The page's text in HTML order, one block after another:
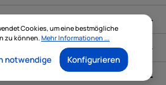
Cookies, um eine bestmögliche
zu können. Mehr Informationen ...
notwendige Konfigurieren